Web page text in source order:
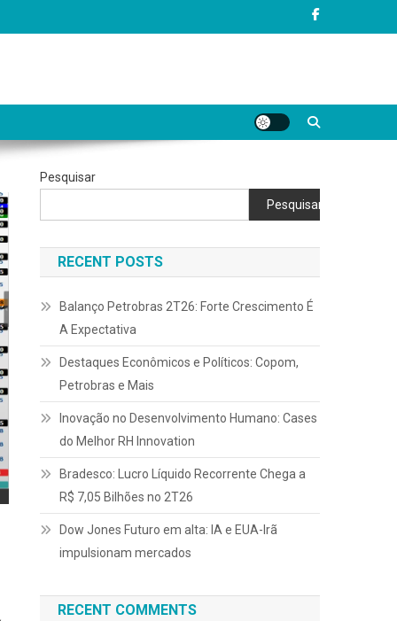
Pesquisar
Pesquisar
RECENT POSTS
Balanço Petrobras 2T26: Forte Crescimento É
A Expectativa
Destaques Econômicos e Políticos: Copom,
Petrobras e Mais
Inovação no Desenvolvimento Humano: Cases
do Melhor RH Innovation
Bradesco: Lucro Líquido Recorrente Chega a
R$ 7,05 Bilhões no 2T26
Dow Jones Futuro em alta: IA e EUA-Irã
impulsionam mercados
RECENT COMMENTS